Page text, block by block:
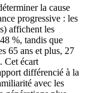
la cause
progressive : les
affichent les
%, tandis que
65 ans et plus, 27
Cet écart
différencié à la
avec les